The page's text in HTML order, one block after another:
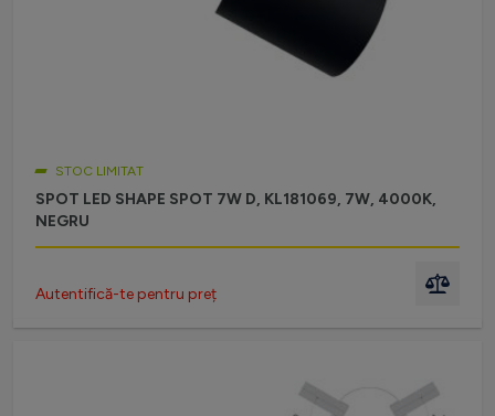
STOC LIMITAT
SPOT LED SHAPE SPOT 7W D, KL181069, 7W, 4000K,
NEGRU
Autentifică-te pentru preț